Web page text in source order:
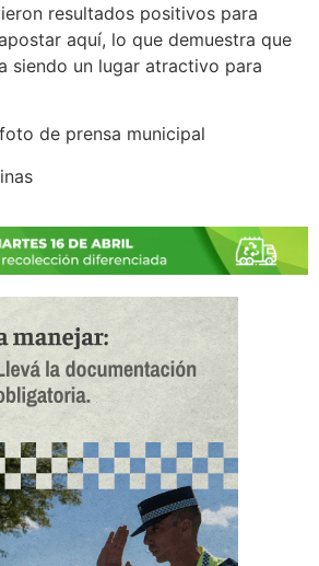
resultados positivos para
aquí, lo que demuestra que
siendo un lugar atractivo para
de prensa municipal